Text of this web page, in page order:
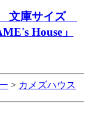
文庫サイズ
House」
> カメズハウス